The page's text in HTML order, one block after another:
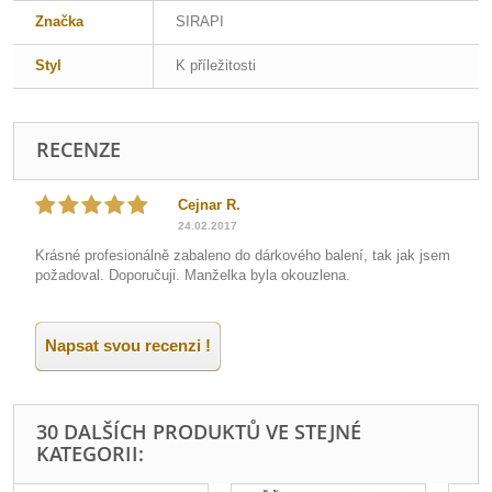
Značka SIRAPI
Styl K příležitosti
RECENZE
Cejnar R.
24.02.2017
Krásné profesionálně zabaleno do dárkového balení, tak jak jsem
požadoval. Doporučuji. Manželka byla okouzlena.
Napsat svou recenzi !
30 DALŠÍCH PRODUKTŮ VE STEJNÉ
KATEGORII: